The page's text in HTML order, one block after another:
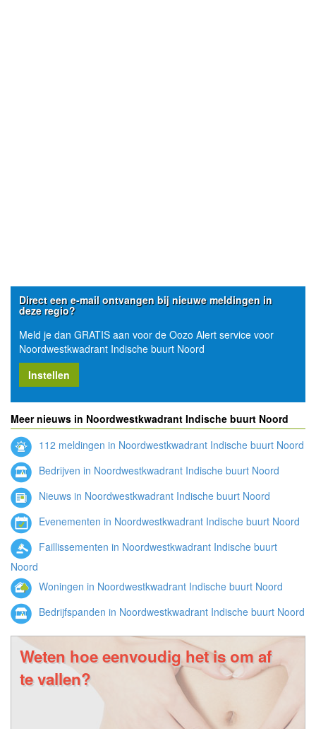
Direct een e-mail ontvangen bij nieuwe meldingen in
deze regio?
Meld je dan GRATIS aan voor de Oozo Alert service voor
Noordwestkwadrant Indische buurt Noord
Instellen
Meer nieuws in Noordwestkwadrant Indische buurt Noord
112 meldingen in Noordwestkwadrant Indische buurt Noord
Bedrijven in Noordwestkwadrant Indische buurt Noord
Nieuws in Noordwestkwadrant Indische buurt Noord
Evenementen in Noordwestkwadrant Indische buurt Noord
Faillissementen in Noordwestkwadrant Indische buurt
Noord
Woningen in Noordwestkwadrant Indische buurt Noord
Bedrijfspanden in Noordwestkwadrant Indische buurt Noord
Weten hoe eenvoudig het is om af
te vallen?